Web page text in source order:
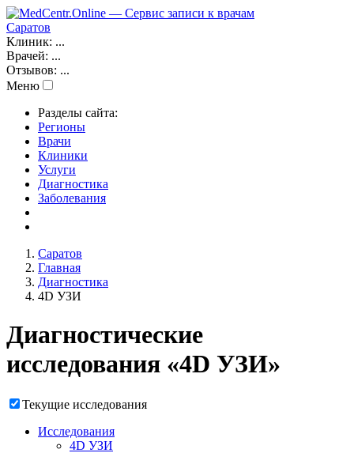
Саратов
Клиник: ...
Врачей: ...
Отзывов: ...
Меню
Разделы сайта:
Регионы
Врачи
Клиники
Услуги
Диагностика
Заболевания
Саратов
Главная
Диагностика
4D УЗИ
Диагностические
исследования «4D УЗИ»
Текущие исследования
Исследования
4D УЗИ